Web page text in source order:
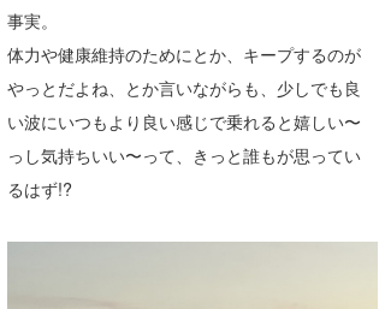
事実。
体力や健康維持のためにとか、キープするのが
やっとだよね、とか言いながらも、少しでも良
い波にいつもより良い感じで乗れると嬉しい〜
っし気持ちいい〜って、きっと誰もが思ってい
るはず!?
mitsuteru Kamio
Yasunari Inoue
SURFMEDIA
Colors MAGAZINE
波伝説アンバサダー/プロライダー
福島寿実子
波伝説スタッフ
波伝説